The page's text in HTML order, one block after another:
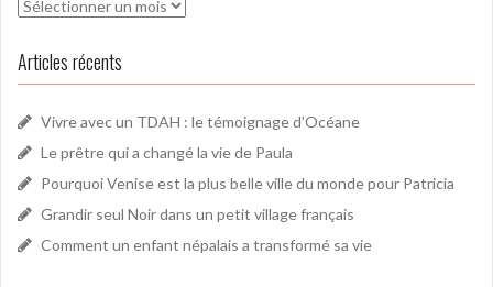
Archives
Articles récents
Vivre avec un TDAH : le témoignage d’Océane
Le prêtre qui a changé la vie de Paula
Pourquoi Venise est la plus belle ville du monde pour Patricia
Grandir seul Noir dans un petit village français
Comment un enfant népalais a transformé sa vie